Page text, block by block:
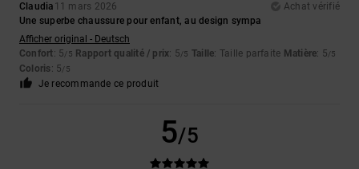
Claudia 11 mars 2026
Achat vérifié
Une superbe chaussure pour enfant, au design sympa
Afficher original - Deutsch
Confort: 5/5 Rapport qualité / prix: 5/5 Taille: Taille parfaite Matière: 5/5
Coloris: 5/5
Je recommande ce produit
5/5